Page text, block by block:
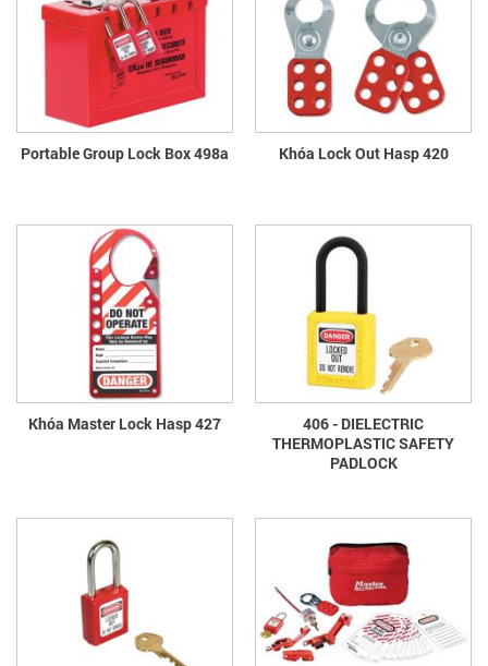
Portable Group Lock Box 498a Khóa Lock Out Hasp 420
Khóa Master Lock Hasp 427
406 - DIELECTRIC
THERMOPLASTIC SAFETY
PADLOCK